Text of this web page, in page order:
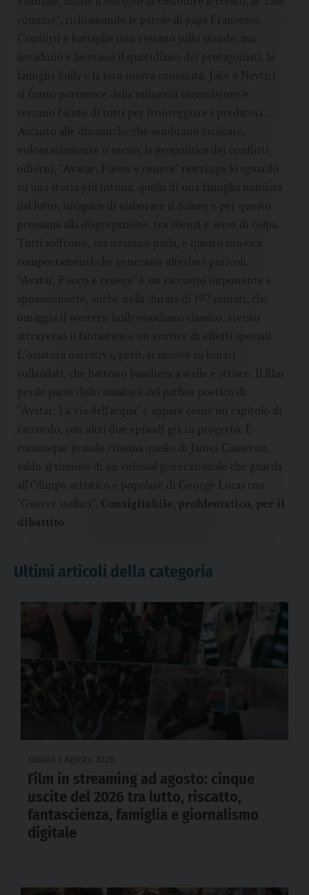
invadono e lacerano il quotidiano dei protagonisti, la
famiglia Sully e la loro nuova comunità. Jake e Neytiri
si fanno portavoce della minaccia incombente e
cercano l’aiuto di tutti per fronteggiare i predatori.
Accanto alle dinamiche che sembrano ricalcare,
volontariamente o meno, la geopolitica dei conflitti
odierni, “Avatar. Fuoco e cenere” restringe lo sguardo
su una storia più intima, quella di una famiglia mutilata
dal lutto, incapace di elaborare il dolore e per questo
prossima alla disgregazione, tra silenzi e sensi di colpa.
Tutti soffrono, ma nessuno parla, e questo innesca
comportamenti che generano ulteriori pericoli.
“Avatar. Fuoco e cenere” è un racconto imponente e
appassionante, anche nella durata di 197 minuti, che
omaggia il western hollywoodiano classico, rivisto
attraverso il fantastico e un vortice di effetti speciali.
L’ossatura narrativa, però, si muove su binari
collaudati, che battono bandiera a stelle e strisce. Il film
perde parte dello smalto e del pathos poetico di
“Avatar. La via dell’acqua” e appare come un capitolo di
raccordo, con altri due episodi già in progetto. È
comunque grande cinema quello di James Cameron,
saldo al timone di un colossal generazionale che guarda
all’Olimpo artistico e popolare di George Lucas con
“Guerre stellari”.
Consigliabile, problematico, per il
dibattito
Ultimi articoli della categoria
Film in streaming ad agosto: cinque
uscite del 2026 tra lutto, riscatto,
fantascienza, famiglia e giornalismo
digitale